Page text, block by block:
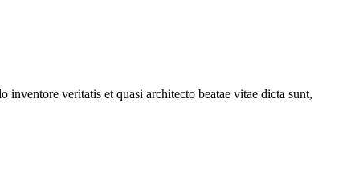
inventore veritatis et quasi architecto beatae vitae dicta sunt,